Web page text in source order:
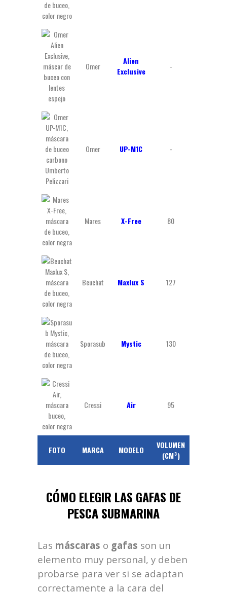
Omer
Alien
Exclusive
-
Omer UP-M1C -
Mares X-Free 80
Beuchat Maxlux S 127
Sporasub Mystic 130
Cressi Air 95
FOTO MARCA MODELO
VOLUMEN
(CM³)
CÓMO ELEGIR LAS GAFAS DE
PESCA SUBMARINA
Las máscaras o gafas son un
elemento muy personal, y deben
probarse para ver si se adaptan
correctamente a la cara del